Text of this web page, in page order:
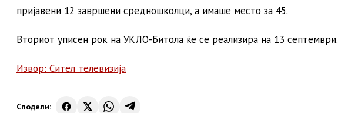
пријавени 12 завршени средношколци, а имаше место за 45.
Вториот уписен рок на УКЛО-Битола ќе се реализира на 13 септември.
Извор: Сител телевизија
Сподели: